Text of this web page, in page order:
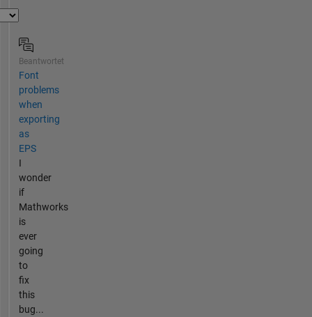
Beantwortet
Font
problems
when
exporting
as
EPS
I
wonder
if
Mathworks
is
ever
going
to
fix
this
bug...